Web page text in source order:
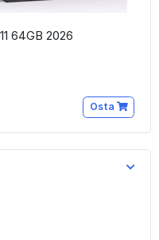
64GB 2026
Osta